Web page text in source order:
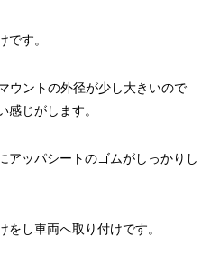
です。
ウントの外径が少し大きいので
感じがします。
アッパシートのゴムがしっかりし
し車両へ取り付けです。